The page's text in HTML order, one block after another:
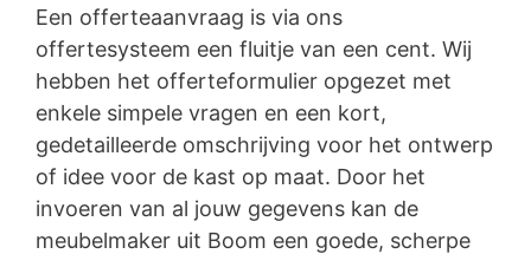
Een offerteaanvraag is via ons
offertesysteem een fluitje van een cent. Wij
hebben het offerteformulier opgezet met
enkele simpele vragen en een kort,
gedetailleerde omschrijving voor het ontwerp
of idee voor de kast op maat. Door het
invoeren van al jouw gegevens kan de
meubelmaker uit Boom een goede, scherpe